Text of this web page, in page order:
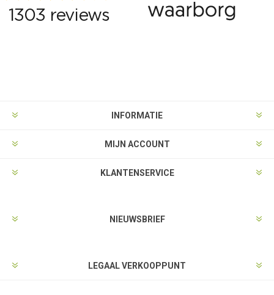
INFORMATIE
MIJN ACCOUNT
KLANTENSERVICE
NIEUWSBRIEF
LEGAAL VERKOOPPUNT